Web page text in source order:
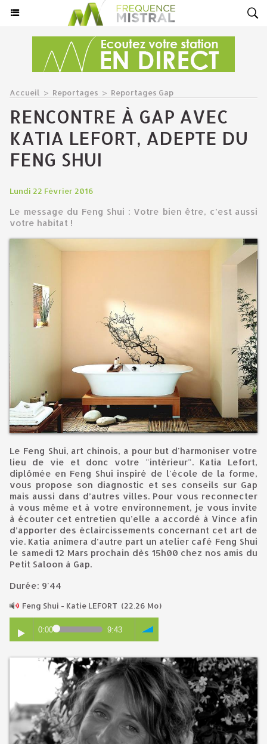
Accueil > Reportages > Reportages Gap
RENCONTRE À GAP AVEC
KATIA LEFORT, ADEPTE DU
FENG SHUI
Lundi 22 Février 2016
Le message du Feng Shui : Votre bien être, c’est aussi
votre habitat !
Le Feng Shui, art chinois, a pour but d'harmoniser votre
lieu de vie et donc votre "intérieur". Katia Lefort,
diplômée en Feng Shui inspiré de l'école de la forme,
vous propose son diagnostic et ses conseils sur Gap
mais aussi dans d’autres villes. Pour vous reconnecter
à vous même et à votre environnement, je vous invite
à écouter cet entretien qu’elle a accordé à Vince afin
d’apporter des éclaircissements concernant cet art de
vie. Katia animera d’autre part un atelier café Feng Shui
le samedi 12 Mars prochain dès 15h00 chez nos amis du
Petit Saloon à Gap.
Durée: 9'44
Feng Shui - Katie LEFORT (22.26 Mo)
0:00 9:43